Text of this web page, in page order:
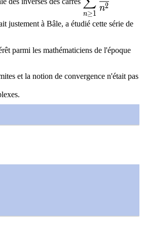
n≥1
n2
justement à Bâle, a étudié cette série de
parmi les mathématiciens de l'époque
et la notion de convergence n'était pas